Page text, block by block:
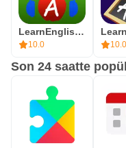
LearnEnglish Podcasts
10.0 10.0
Son 24 saatte